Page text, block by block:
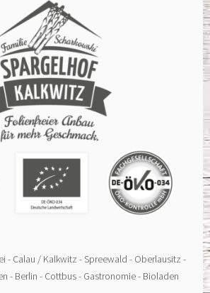
- Calau / Kalkwitz - Spreewald - Oberlausitz -
- Berlin - Cottbus - Gastronomie - Bioladen